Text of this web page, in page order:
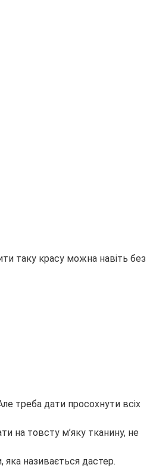
таку красу можна навіть без
треба дати просохнути всіх
на товсту м’яку тканину, не
яка називається дастер.